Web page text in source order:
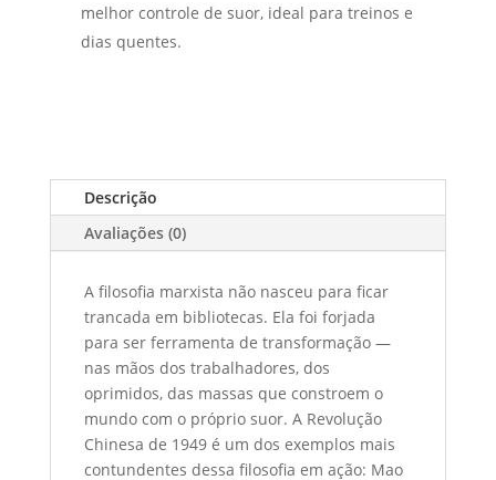
melhor controle de suor, ideal para treinos e
dias quentes.
Descrição
Avaliações (0)
A filosofia marxista não nasceu para ficar
trancada em bibliotecas. Ela foi forjada
para ser ferramenta de transformação —
nas mãos dos trabalhadores, dos
oprimidos, das massas que constroem o
mundo com o próprio suor. A Revolução
Chinesa de 1949 é um dos exemplos mais
contundentes dessa filosofia em ação: Mao